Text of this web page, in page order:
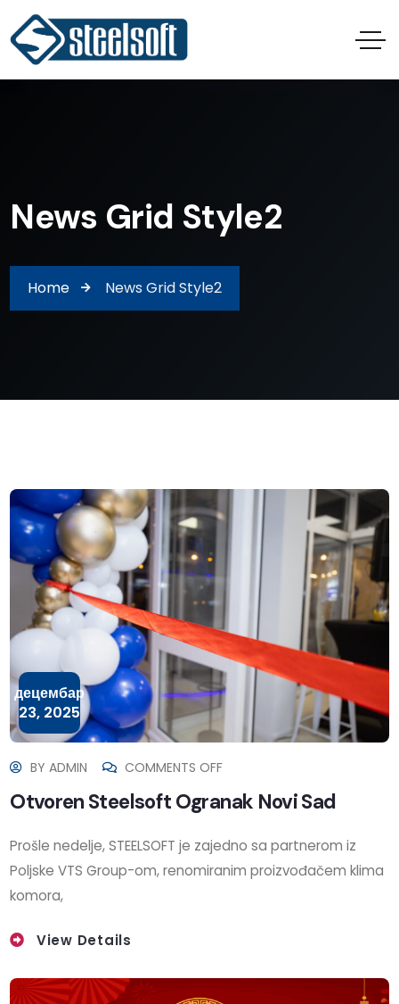
News Grid Style2
Home News Grid Style2
децембар
23, 2025
BYADMIN COMMENTS OFF
Otvoren Steelsoft Ogranak Novi Sad
Prošle nedelje, STEELSOFT je zajedno sa partnerom iz
Poljske VTS Group-om, renomiranim proizvođačem klima
komora,
View Details